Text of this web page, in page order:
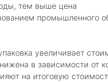
тем выше цена
промышленного
увеличивает
в зависимости от
на итоговую